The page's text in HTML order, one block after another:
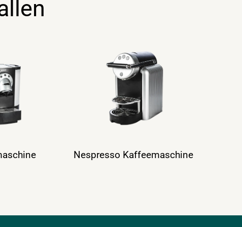
Nespresso Kaffeemaschine